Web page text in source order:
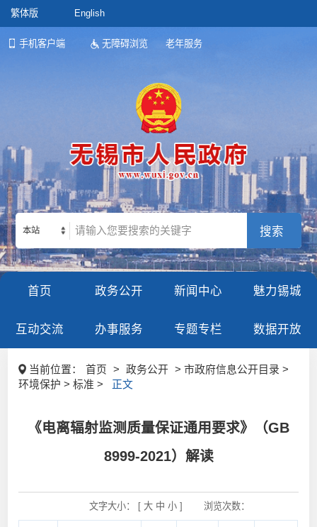
繁体版 English
手机客户端 无障碍浏览 老年服务
本站
首页 政务公开 新闻中心 魅力锡城
互动交流 办事服务 专题专栏 数据开放
当前位置： 首页 > 政务公开
> 市政府信息公开目录 >
环境保护 > 标准 >
正文
《电离辐射监测质量保证通用要求》（GB
8999-2021）解读
文字大小： [ 大 中 小] 浏览次数：